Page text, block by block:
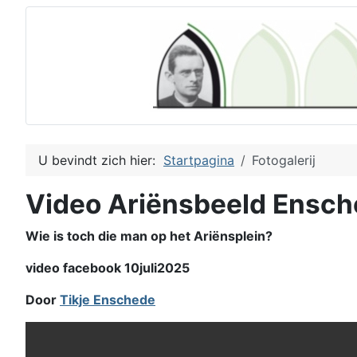
U bevindt zich hier: Startpagina Fotogalerij
Video Ariënsbeeld
Wie is toch die man op het Ariënsplein?
video facebook 10juli2025
Door Tikje Enschede